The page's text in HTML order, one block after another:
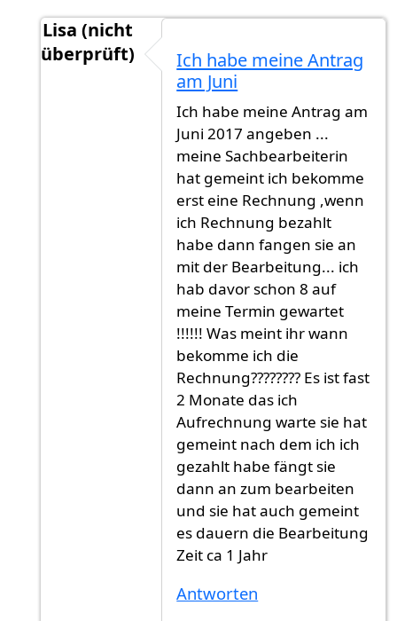
Lisa (nicht
überprüft)
9-12 Monate. München istvon
Ich habe meine Antrag
am Juni
Ich habe meine Antrag am
Juni 2017 angeben ...
meine Sachbearbeiterin
hat gemeint ich bekomme
erst eine Rechnung ,wenn
ich Rechnung bezahlt
habe dann fangen sie an
mit der Bearbeitung... ich
hab davor schon 8 auf
meine Termin gewartet
!!!!!! Was meint ihr wann
bekomme ich die
Rechnung???????? Es ist fast
2 Monate das ich
Aufrechnung warte sie hat
gemeint nach dem ich ich
gezahlt habe fängt sie
dann an zum bearbeiten
und sie hat auch gemeint
es dauern die Bearbeitung
Zeit ca 1 Jahr
Antworten